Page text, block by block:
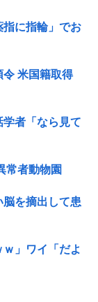
指に指輪」でお
令 米国籍取得
者「なら見て
常者動物園
脳を摘出して患
」ワイ「だよ